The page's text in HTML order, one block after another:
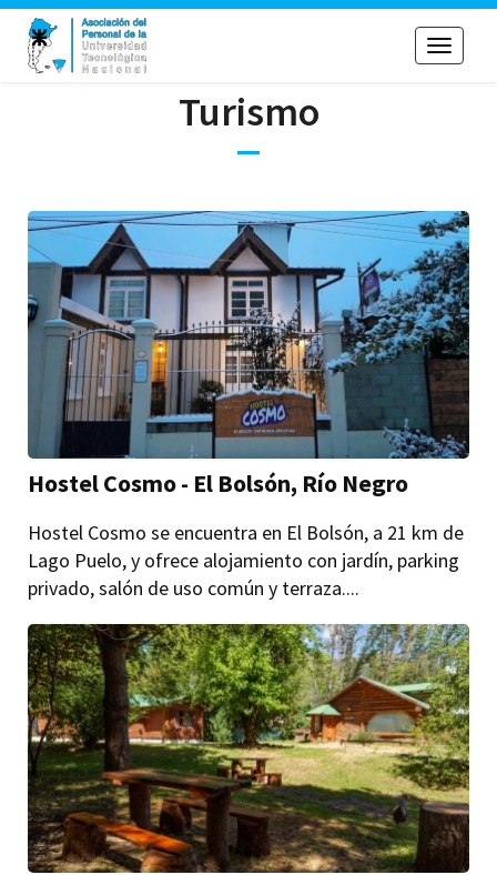
Toggle
Turismo
Hostel Cosmo - El Bolsón, Río Negro
Hostel Cosmo se encuentra en El Bolsón, a 21 km de
Lago Puelo, y ofrece alojamiento con jardín, parking
privado, salón de uso común y terraza....